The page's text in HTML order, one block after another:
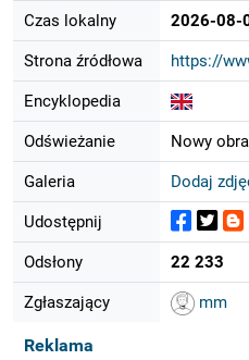
Czas lokalny 2026-08-
Strona źródłowa https://
Encyklopedia
Odświeżanie Nowy
Galeria Dodaj
Udostępnij
Odsłony 22 233
Zgłaszający mm
Reklama